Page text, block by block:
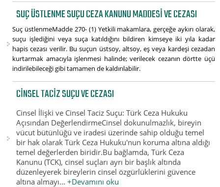
SUÇ ÜSTLENME SUÇU CEZA KANUNU MADDESI VE CEZASI
Suç üstlenmeMadde 270- (1) Yetkili makamlara, gerçeğe aykırı olarak,
suçu işlediğini veya suça katıldığını bildiren kimseye iki yıla kadar
hapis cezası verilir. Bu suçun üstsoy, altsoy, eş veya kardeşi cezadan
kurtarmak amacıyla işlenmesi halinde; verilecek cezanın dörtte üçü
indirilebileceği gibi tamamen de kaldırılabilir.
CINSEL TACIZ SUÇU VE CEZASI
Cinsel İlişki ve Cinsel Taciz Suçu: Türk Ceza Hukuku
Açısından DeğerlendirmeCinsel dokunulmazlık, bireyin
vücut bütünlüğü ve iradesi üzerinde sahip olduğu temel
bir hak olarak Türk Ceza Hukuku'nun koruma altına aldığı
temel değerlerden biridir.Bu bağlamda, Türk Ceza
Kanunu (TCK), cinsel suçları ayrı bir başlık altında
düzenleyerek bireylerin cinsel özgürlüklerini güvence
altına almayı...+Devamını oku